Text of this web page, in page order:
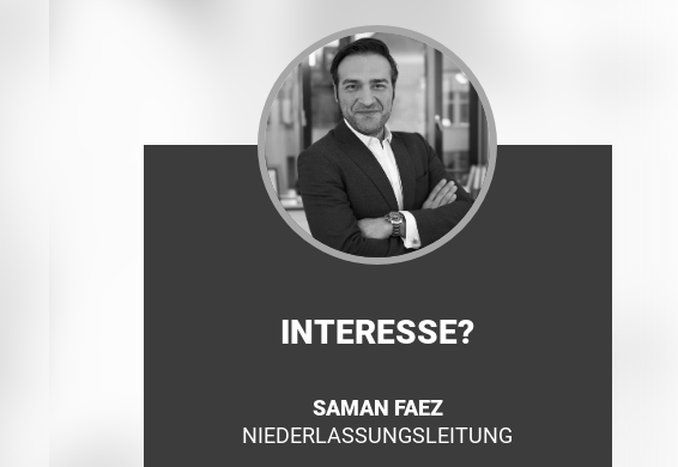
INTERESSE?
SAMAN FAEZ
NIEDERLASSUNGSLEITUNG